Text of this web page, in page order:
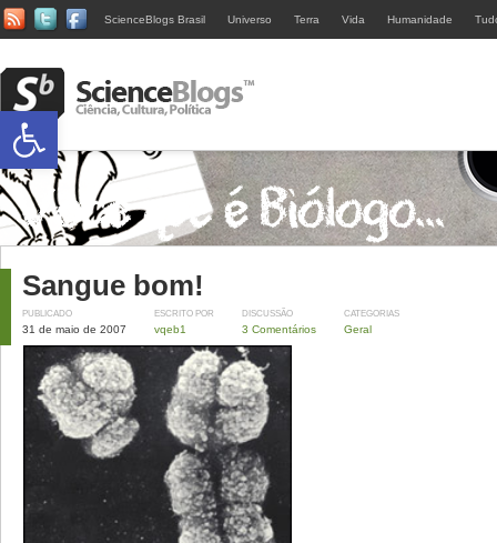
ScienceBlogs Brasil Universo Terra Vida Humanidade
Sangue bom!
PUBLICADO
31 de maio de 2007
ESCRITO POR
vqeb1
DISCUSSÃO
3 Comentários
CATEGORIAS
Geral
Abrir a barra de ferramentas